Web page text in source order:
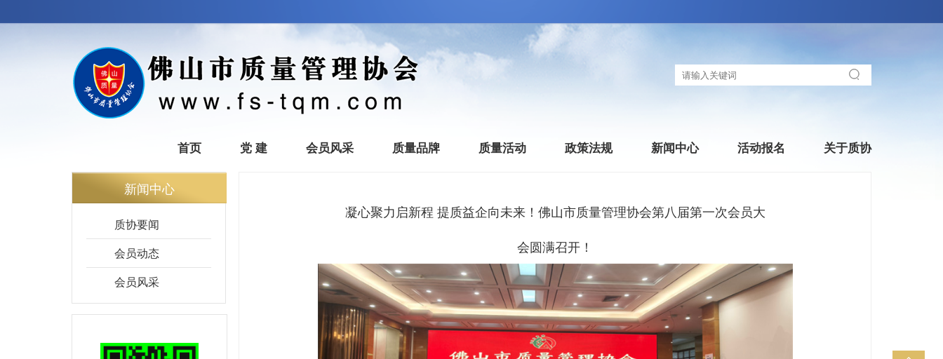
首页 党 建 会员风采 质量品牌 质量活动 政策法规 新闻中心 活动报名 关于质协
新闻中心
质协要闻
会员动态
会员风采
凝心聚力启新程 提质益企向未来！佛山市质量管理协会第八届第一次会员大
会圆满召开！